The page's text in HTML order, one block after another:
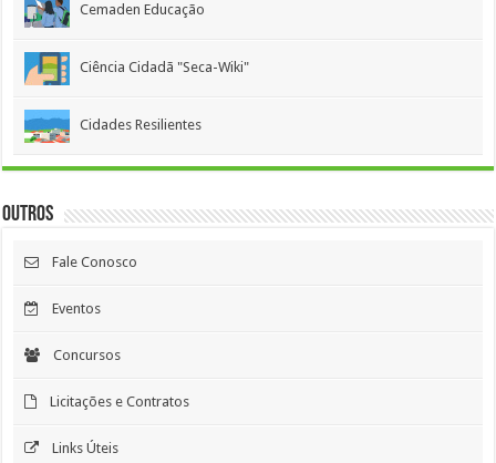
Cemaden Educação
Ciência Cidadã "Seca-Wiki"
Cidades Resilientes
Outros
Fale Conosco
Eventos
Concursos
Licitações e Contratos
Links Úteis